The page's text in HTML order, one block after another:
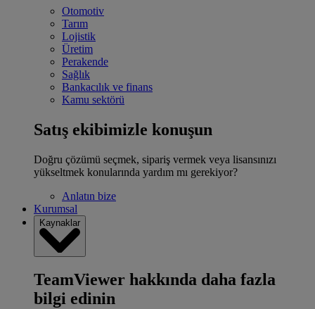
Otomotiv
Tarım
Lojistik
Üretim
Perakende
Sağlık
Bankacılık ve finans
Kamu sektörü
Satış ekibimizle konuşun
Doğru çözümü seçmek, sipariş vermek veya lisansınızı
yükseltmek konularında yardım mı gerekiyor?
Anlatın bize
Kurumsal
Kaynaklar
TeamViewer hakkında daha fazla
bilgi edinin